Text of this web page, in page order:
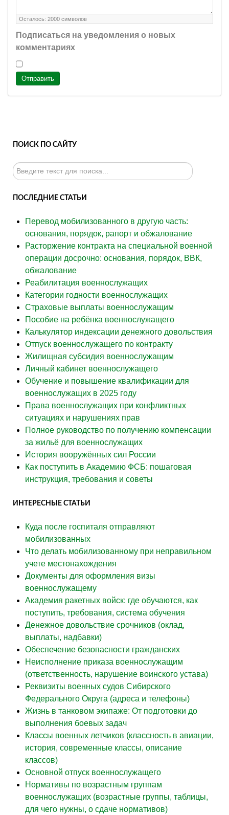
Осталось: 2000 символов
Подписаться на уведомления о новых
комментариях
Отправить
ПОИСК ПО САЙТУ
Искать...
ПОСЛЕДНИЕ СТАТЬИ
Перевод мобилизованного в другую часть:
основания, порядок, рапорт и обжалование
Расторжение контракта на специальной военной
операции досрочно: основания, порядок, ВВК,
обжалование
Реабилитация военнослужащих
Категории годности военнослужащих
Страховые выплаты военнослужащим
Пособие на ребёнка военнослужащего
Калькулятор индексации денежного довольствия
Отпуск военнослужащего по контракту
Жилищная субсидия военнослужащим
Личный кабинет военнослужащего
Обучение и повышение квалификации для
военнослужащих в 2025 году
Права военнослужащих при конфликтных
ситуациях и нарушениях прав
Полное руководство по получению компенсации
за жильё для военнослужащих
История вооружённых сил России
Как поступить в Академию ФСБ: пошаговая
инструкция, требования и советы
ИНТЕРЕСНЫЕ СТАТЬИ
Куда после госпиталя отправляют
мобилизованных
Что делать мобилизованному при неправильном
учете местонахождения
Документы для оформления визы
военнослужащему
Академия ракетных войск: где обучаются, как
поступить, требования, система обучения
Денежное довольствие срочников (оклад,
выплаты, надбавки)
Обеспечение безопасности гражданских
Неисполнение приказа военнослужащим
(ответственность, нарушение воинского устава)
Реквизиты военных судов Сибирского
Федерального Округа (адреса и телефоны)
Жизнь в танковом экипаже: От подготовки до
выполнения боевых задач
Классы военных летчиков (классность в авиации,
история, современные классы, описание
классов)
Основной отпуск военнослужащего
Нормативы по возрастным группам
военнослужащих (возрастные группы, таблицы,
для чего нужны, о сдаче нормативов)